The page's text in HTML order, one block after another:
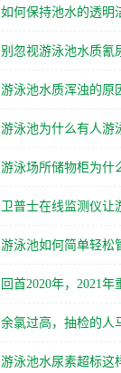
如何保持池水的透明
别忽视游泳池水质氰
游泳池水质浑浊的原
游泳池为什么有人游
游泳场所储物柜为什
卫普士在线监测仪
游泳池如何简单轻松
回首2020年，2021年
余氯过高，抽检的人
游泳池水尿素超标这